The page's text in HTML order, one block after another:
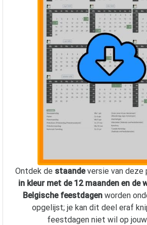
Ontdek de staandeversie van deze
in kleur met de 12 maanden en de
Belgische feestdagenworden
opgelijst; je kan dit deel eraf
feestdagen niet wil op jouw